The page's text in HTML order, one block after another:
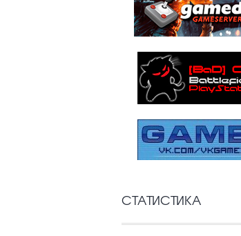
СТАТИСТИКА